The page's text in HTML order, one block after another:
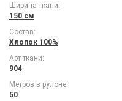
Ширина ткани:
150 см
Состав:
Хлопок 100%
Арт ткани:
904
Метров в рулоне:
50